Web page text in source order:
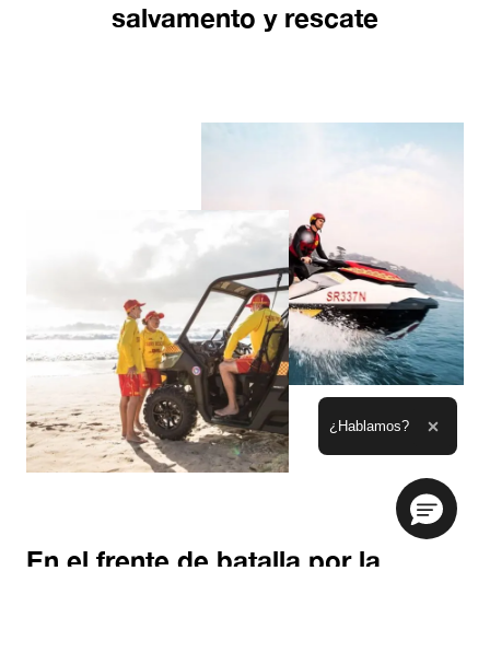
salvamento y rescate
En el frente de batalla por la
¿Hablamos?
Ampliar el texto
Cerrar